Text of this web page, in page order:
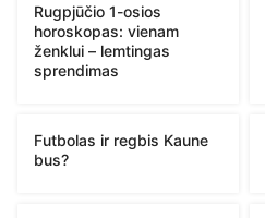
Rugpjūčio 1-osios
horoskopas: vienam
ženklui – lemtingas
sprendimas
Futbolas ir regbis Kaune
bus?